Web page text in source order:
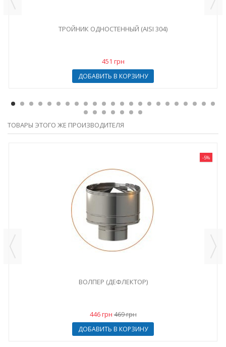
ТРОЙНИК ОДНОСТЕННЫЙ (AISI 304)
451 грн
ДОБАВИТЬ В КОРЗИНУ
ТОВАРЫ ЭТОГО ЖЕ ПРОИЗВОДИТЕЛЯ
-5%
ВОЛПЕР (ДЕФЛЕКТОР)
446 грн469 грн
ДОБАВИТЬ В КОРЗИНУ